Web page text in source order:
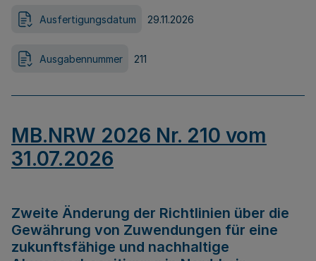
Ausfertigungsdatum 29.11.2026
Ausgabennummer 211
MB.NRW 2026 Nr. 210 vom
31.07.2026
Zweite Änderung der Richtlinien über die
Gewährung von Zuwendungen für eine
zukunftsfähige und nachhaltige